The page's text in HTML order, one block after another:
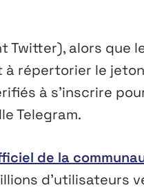
Twitter), alors que
répertorier le
à s’inscrire
Telegram.
de la
d’utilisateurs